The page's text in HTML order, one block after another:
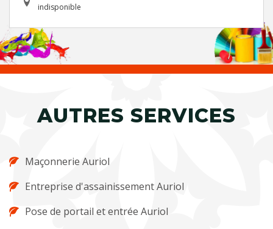
indisponible
AUTRES SERVICES
Maçonnerie Auriol
Entreprise d'assainissement Auriol
Pose de portail et entrée Auriol